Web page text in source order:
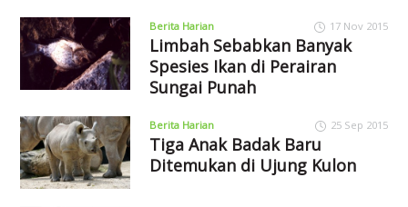
Berita Harian 17 Nov 2015
Limbah Sebabkan Banyak
Spesies Ikan di Perairan
Sungai Punah
Berita Harian 25 Sep 2015
Tiga Anak Badak Baru
Ditemukan di Ujung Kulon